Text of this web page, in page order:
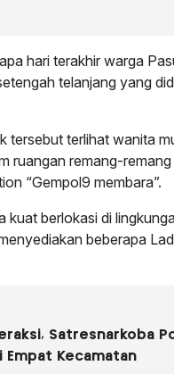
hari terakhir warga
telanjang yang
tersebut terlihat wanita
ruangan remang-
“Gempol9 membara”.
kuat berlokasi di
beberapa
Satresnarkoba
Empat Kecamatan